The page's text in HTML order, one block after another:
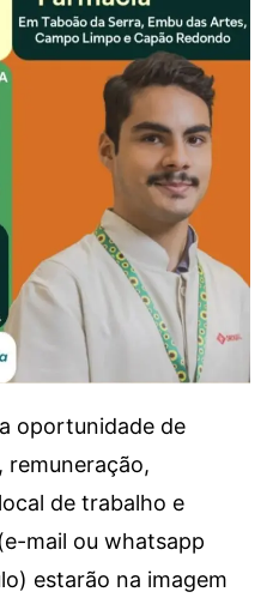
oportunidade de
remuneração,
de trabalho e
mail ou whatsapp
estarão na imagem